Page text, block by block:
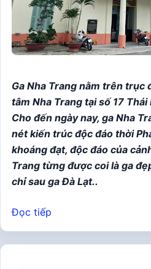
Ga Nha Trang nằm trên
tâm Nha Trang tại số 17 Thái
Cho đến ngày nay, ga Nha
nét kiến trúc độc đáo thời
khoáng đạt, độc đáo của
Trang từng được coi là ga
chỉ sau ga Đà Lạt..
Đọc tiếp